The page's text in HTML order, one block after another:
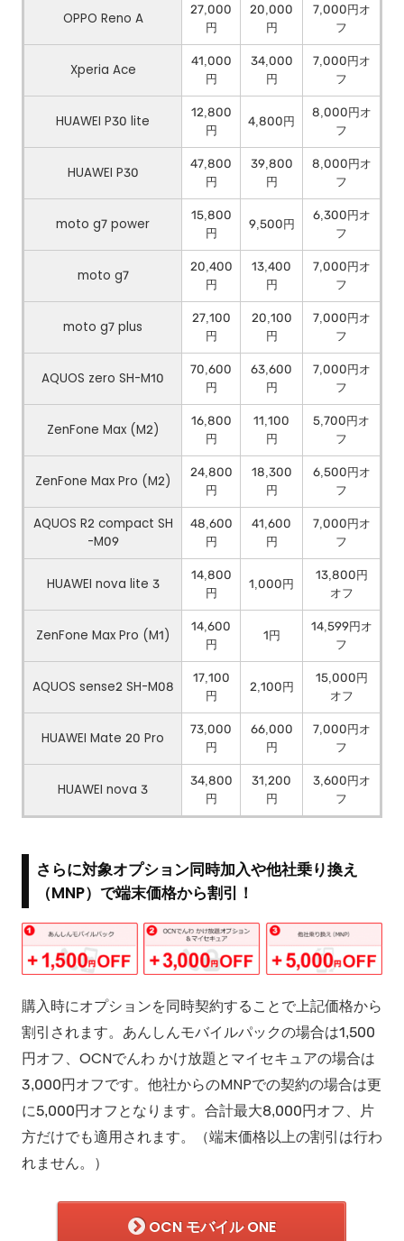
OPPO Reno A
27,000
円
20,000
円
7,000円オ
フ
Xperia Ace
41,000
円
34,000
円
7,000円オ
フ
HUAWEI P30 lite
12,800
円
4,800円
8,000円オ
フ
HUAWEI P30
47,800
円
39,800
円
8,000円オ
フ
moto g7 power
15,800
円
9,500円
6,300円オ
フ
moto g7
20,400
円
13,400
円
7,000円オ
フ
moto g7 plus
27,100
円
20,100
円
7,000円オ
フ
AQUOS zero SH-M10
70,600
円
63,600
円
7,000円オ
フ
ZenFone Max (M2)
16,800
円
11,100
円
5,700円オ
フ
ZenFone Max Pro (M2)
24,800
円
18,300
円
6,500円オ
フ
AQUOS R2 compact SH
-M09
48,600
円
41,600
円
7,000円オ
フ
HUAWEI nova lite 3
14,800
円
1,000円
13,800円
オフ
ZenFone Max Pro (M1)
14,600
円
1円
14,599円オ
フ
AQUOS sense2 SH-M08
17,100
円
2,100円
15,000円
オフ
HUAWEI Mate 20 Pro
73,000
円
66,000
円
7,000円オ
フ
HUAWEI nova 3
34,800
円
31,200
円
3,600円オ
フ
さらに対象オプション同時加入や他社乗り換え
（MNP）で端末価格から割引！
購入時にオプションを同時契約することで上記価格から
割引されます。あんしんモバイルパックの場合は1,500
円オフ、OCNでんわ かけ放題とマイセキュアの場合は
3,000円オフです。他社からのMNPでの契約の場合は更
に5,000円オフとなります。合計最大8,000円オフ、片
方だけでも適用されます。（端末価格以上の割引は行わ
れません。）
OCN モバイル ONE